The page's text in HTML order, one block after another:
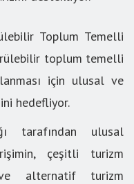
Toplum Temelli
toplum temelli
için ulusal ve
hedefliyor.
tarafından ulusal
çeşitli turizm
alternatif turizm